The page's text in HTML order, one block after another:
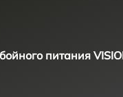
питания